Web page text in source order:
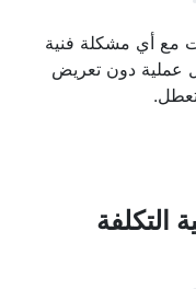
مع أي مشكلة فنية
عملية دون تعريض
التكلفة